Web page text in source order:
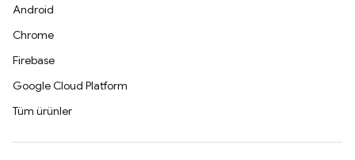
Android
Chrome
Firebase
Google Cloud Platform
Tüm ürünler